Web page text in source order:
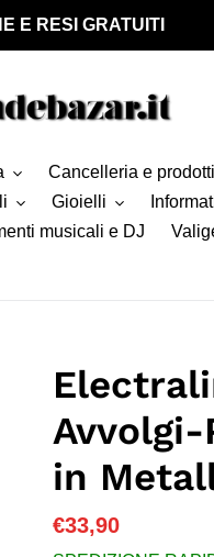
E RESI GRATUITI
Cancelleria e
Gioielli
musicali e DJ
Avvolgi-
in
Prezzo
€33,90